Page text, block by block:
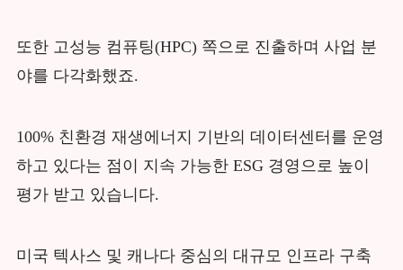
또한 고성능 컴퓨팅(HPC) 쪽으로 진출하며 사업 분
야를 다각화했죠.
100% 친환경 재생에너지 기반의 데이터센터를 운영
하고 있다는 점이 지속 가능한 ESG 경영으로 높이
평가 받고 있습니다.
미국 텍사스 및 캐나다 중심의 대규모 인프라 구축